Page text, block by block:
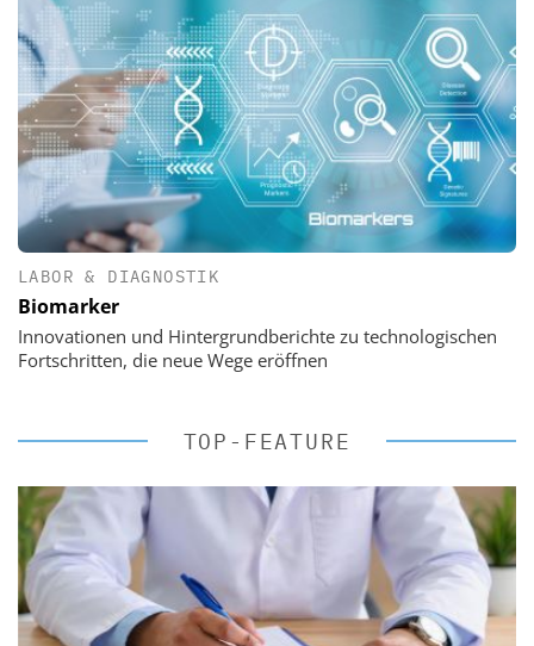
LABOR & DIAGNOSTIK
Biomarker
Innovationen und Hintergrundberichte zu technologischen
Fortschritten, die neue Wege eröffnen
TOP-FEATURE